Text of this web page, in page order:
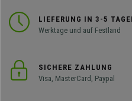
LIEFERUNG IN 3-5
Werktage und auf Festland
SICHERE ZAHLUNG
Visa, MasterCard, Paypal